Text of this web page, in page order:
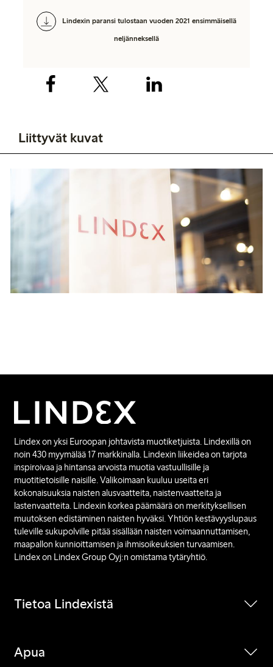
Lindexin paransi tulostaan vuoden 2021 ensimmäisellä
neljänneksellä
Liittyvät kuvat
Lindex on yksi Euroopan johtavista muotiketjuista. Lindexillä on
noin 430 myymälää 17 markkinalla. Lindexin liikeidea on tarjota
inspiroivaa ja hintansa arvoista muotia vastuullisille ja
muotitietoisille naisille. Valikoimaan kuuluu useita eri
kokonaisuuksia naisten alusvaatteita, naistenvaatteita ja
lastenvaatteita. Lindexin korkea päämäärä on merkityksellisen
muutoksen edistäminen naisten hyväksi. Yhtiön kestävyyslupaus
tuleville sukupolville pitää sisällään naisten voimaannuttamisen,
maapallon kunnioittamisen ja ihmisoikeuksien turvaamisen.
Lindex on Lindex Group Oyj:n omistama tytäryhtiö.
Tietoa Lindexistä
Apua